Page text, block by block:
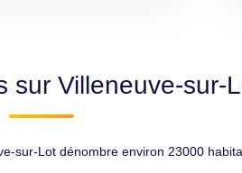
sur Villeneuve-sur-
sur-Lot dénombre environ 23000